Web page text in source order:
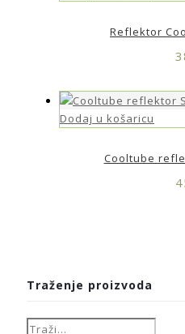
Reflektor
Dodaj u košaricu
Cooltube
Traženje proizvoda